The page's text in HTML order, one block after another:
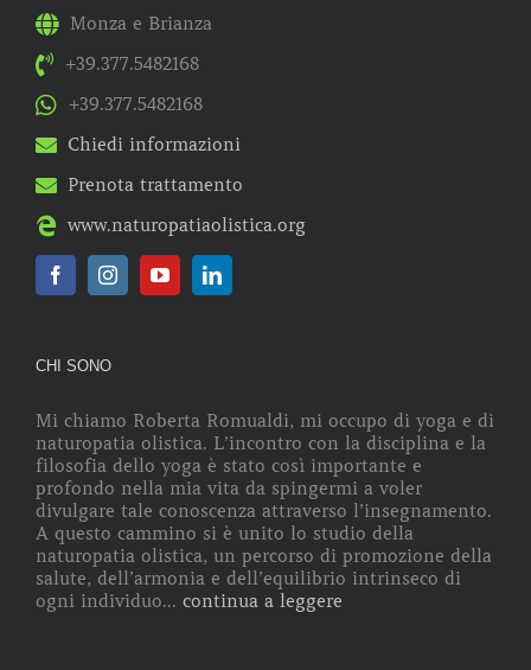
Monza e Brianza
+39.377.5482168
+39.377.5482168
Chiedi informazioni
Prenota trattamento
www.naturopatiaolistica.org
CHI SONO
Mi chiamo Roberta Romualdi, mi occupo di yoga e di
naturopatia olistica. L’incontro con la disciplina e la
filosofia dello yoga è stato così importante e
profondo nella mia vita da spingermi a voler
divulgare tale conoscenza attraverso l’insegnamento.
A questo cammino si è unito lo studio della
naturopatia olistica, un percorso di promozione della
salute, dell’armonia e dell’equilibrio intrinseco di
ogni individuo... continua a leggere